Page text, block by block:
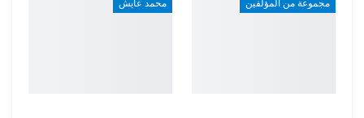
مجموعة من المؤلفين محمد عايش